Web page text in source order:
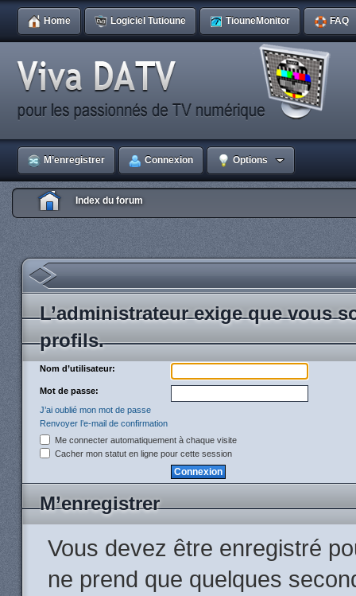
Home Logiciel Tutioune TiouneMonitor FAQ
M’enregistrer Connexion Options
Index du forum
L’administrateur exige que vous
profils.
Nom d’utilisateur:
Mot de passe:
J’ai oublié mon mot de passe
Renvoyer l’e-mail de confirmation
Me connecter automatiquement à chaque visite
Cacher mon statut en ligne pour cette session
M’enregistrer
Vous devez être enregistré
ne prend que quelques